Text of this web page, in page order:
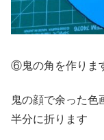
⑥鬼の角を作りま
鬼の顔で余った色
半分に折ります